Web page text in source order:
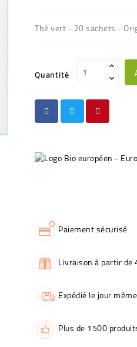
Thé vert - 20 sachets -
Quantité
Paiement sécurisé
Livraison à partir
Expédié le jour
Plus de 1500